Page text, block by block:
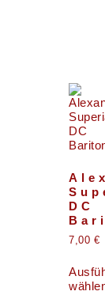
DC
7,00 €